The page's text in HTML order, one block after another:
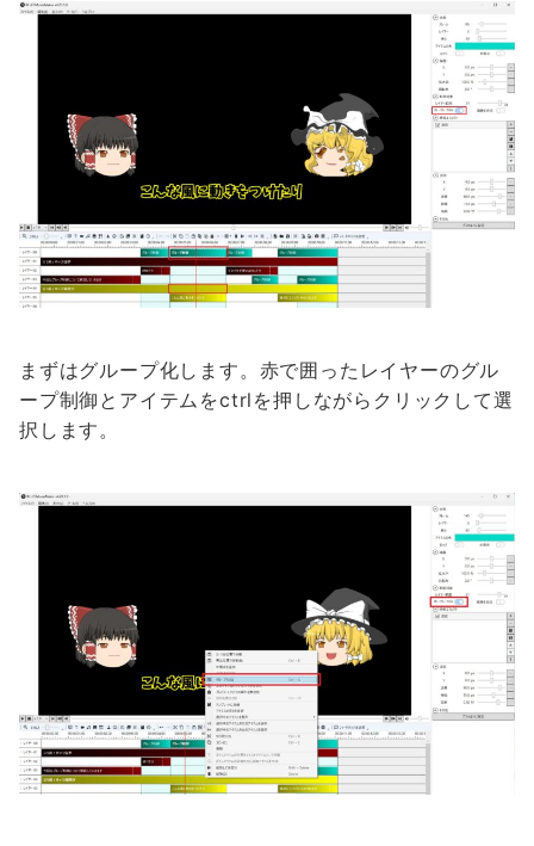
まずはグループ化します。赤で囲ったレイヤーのグル
ープ制御とアイテムをctrlを押しながらクリックして選
択します。